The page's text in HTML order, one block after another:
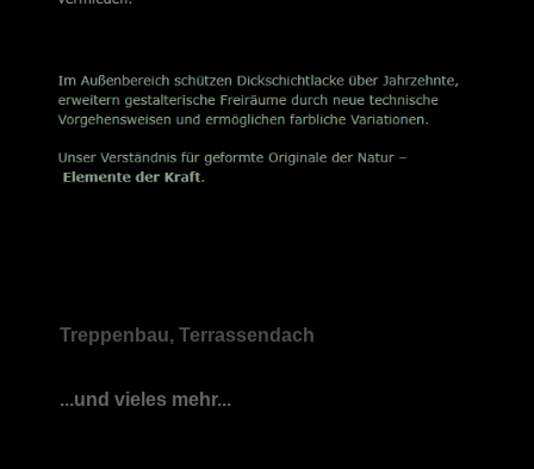
Treppenbau, Terrassendach
...und vieles mehr...